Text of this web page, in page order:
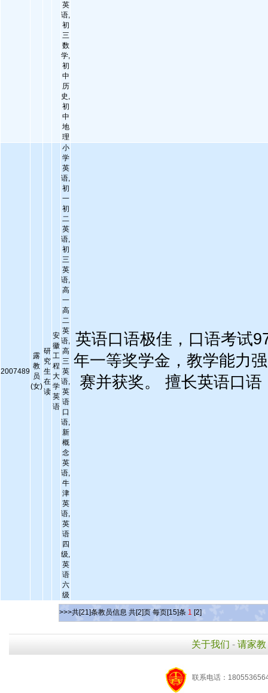
英
语,
初
三
数
学,
初
中
历
史,
初
中
地
理
2007489
露
教
员
(女)
研
究
生
在
读
安
徽
工
程
大
学
英
语
小
学
英
语,
初
一
初
二
英
语,
初
三
英
语,
高
一
高
二
英
语,
高
三
英
语,
英
语
口
语,
新
概
念
英
语,
牛
津
英
语,
英
语
四
级,
英
语
六
级
英语口语极佳，口语考试
年一等奖学金，教学能力
赛并获奖。 擅长英语口
>>>共[21]条教员信息 共[2]页 每页[15]条 1 [2]
关于我们 - 请家教
联系电话：